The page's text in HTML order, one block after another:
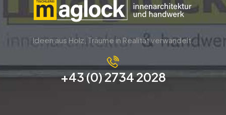
Ideen aus Holz, Träume in Realität verwandelt.
+43 (0) 2734 2028